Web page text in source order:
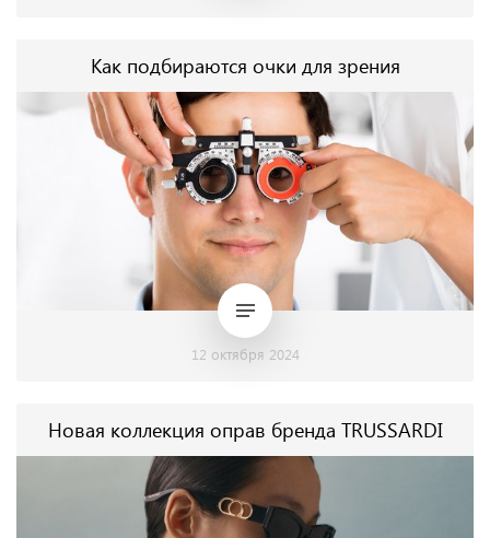
Как подбираются очки для зрения
12 октября 2024
Новая коллекция оправ бренда TRUSSARDI